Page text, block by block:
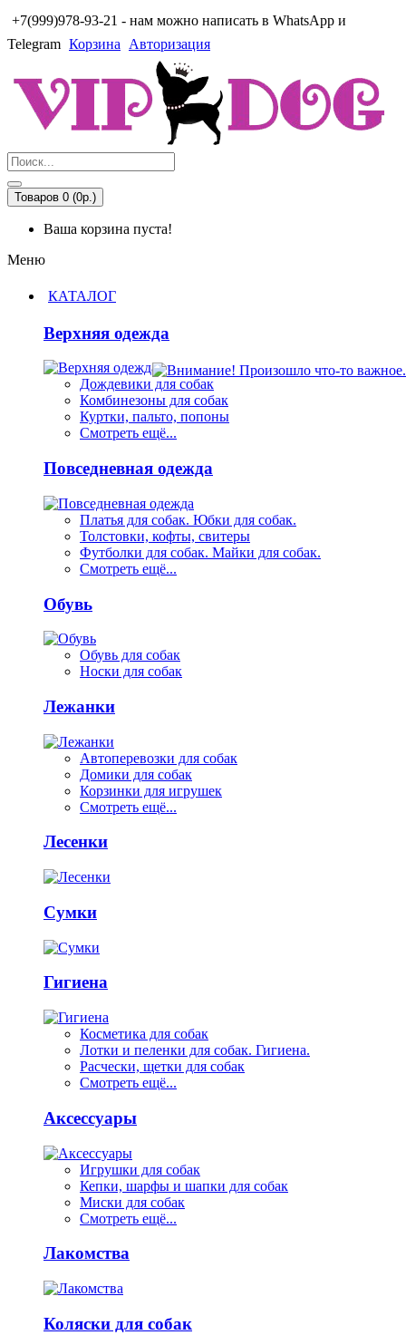
+7(999)978-93-21 - нам можно написать в WhatsApp и
Telegram Корзина Авторизация
Товаров 0 (0р.)
Ваша корзина пуста!
Меню
КАТАЛОГ
Верхняя одежда
Дождевики для собак
Комбинезоны для собак
Куртки, пальто, попоны
Смотреть ещё...
Повседневная одежда
Платья для собак. Юбки для собак.
Толстовки, кофты, свитеры
Футболки для собак. Майки для собак.
Смотреть ещё...
Обувь
Обувь для собак
Носки для собак
Лежанки
Автоперевозки для собак
Домики для собак
Корзинки для игрушек
Смотреть ещё...
Лесенки
Сумки
Гигиена
Косметика для собак
Лотки и пеленки для собак. Гигиена.
Расчески, щетки для собак
Смотреть ещё...
Аксессуары
Игрушки для собак
Кепки, шарфы и шапки для собак
Миски для собак
Смотреть ещё...
Лакомства
Коляски для собак